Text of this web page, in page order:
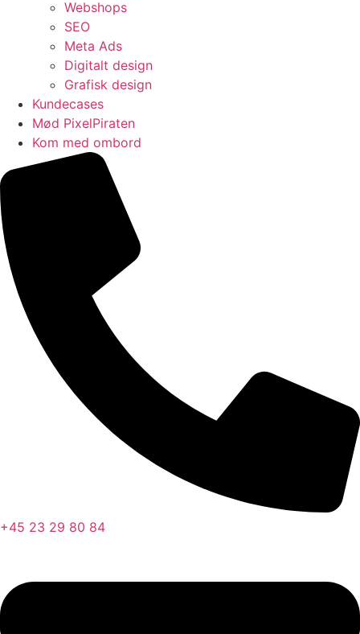
Webshops
SEO
Meta Ads
Digitalt design
Grafisk design
Kundecases
Mød PixelPiraten
Kom med ombord
+45 23 29 80 84